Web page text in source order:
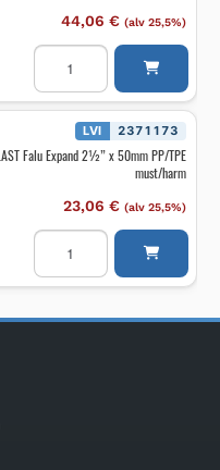
määrä44,06 € (alv 25,5%)
Liitosyhde
muhvilla
PE
d=110mm,
d1=90mm
määrä
LVI 2371173
Falu Expand 2½” x 50mm PP/TPE
must/harm
23,06 € (alv 25,5%)
Ylimenokappale
FALUPLAST
Expand
50mm